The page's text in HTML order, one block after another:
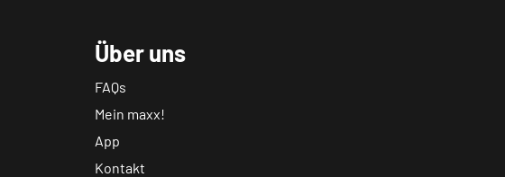
Über uns
FAQs
Mein maxx!
App
Kontakt